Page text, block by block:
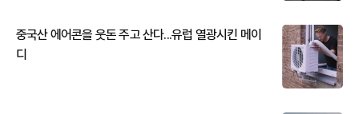
중국산 에어콘을 웃돈 주고 산다...유럽 열광시킨 메이
디